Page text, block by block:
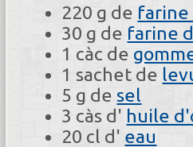
220 g de farine
30 g de farine
1 càc de
1 sachet de
5 g de sel
3 càs d' huile
20 cl d' eau